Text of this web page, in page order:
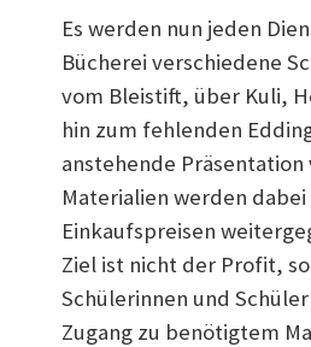
Es werden nun jeden
Bücherei verschiedene
vom Bleistift, über Kuli,
hin zum fehlenden
anstehende Präsentation
Materialien werden dabei
Einkaufspreisen
Ziel ist nicht der Profit,
Schülerinnen und
Zugang zu benötigtem